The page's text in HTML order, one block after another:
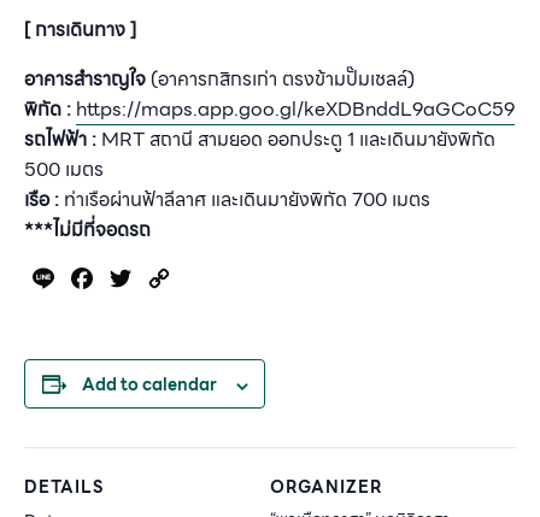
[ การเดินทาง ]
อาคารสำราญใจ(อาคารกสิกรเก่า ตรงข้ามปั๊มเชลล์)
พิกัด : https://maps.app.goo.gl/keXDBnddL9aGCoC59
รถไฟฟ้า : MRT สถานี สามยอด ออกประตู 1 และเดินมายังพิกัด
500 เมตร
เรือ : ท่าเรือผ่านฟ้าลีลาศ และเดินมายังพิกัด 700 เมตร
***ไม่มีที่จอดรถ
Line Facebook
Twitter
Add to calendar
DETAILS
ORGANIZER